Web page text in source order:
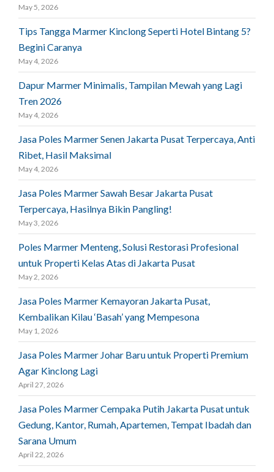
May 5, 2026
Tips Tangga Marmer Kinclong Seperti Hotel Bintang 5?
Begini Caranya
May 4, 2026
Dapur Marmer Minimalis, Tampilan Mewah yang Lagi
Tren 2026
May 4, 2026
Jasa Poles Marmer Senen Jakarta Pusat Terpercaya, Anti
Ribet, Hasil Maksimal
May 4, 2026
Jasa Poles Marmer Sawah Besar Jakarta Pusat
Terpercaya, Hasilnya Bikin Pangling!
May 3, 2026
Poles Marmer Menteng, Solusi Restorasi Profesional
untuk Properti Kelas Atas di Jakarta Pusat
May 2, 2026
Jasa Poles Marmer Kemayoran Jakarta Pusat,
Kembalikan Kilau ‘Basah’ yang Mempesona
May 1, 2026
Jasa Poles Marmer Johar Baru untuk Properti Premium
Agar Kinclong Lagi
April 27, 2026
Jasa Poles Marmer Cempaka Putih Jakarta Pusat untuk
Gedung, Kantor, Rumah, Apartemen, Tempat Ibadah dan
Sarana Umum
April 22, 2026